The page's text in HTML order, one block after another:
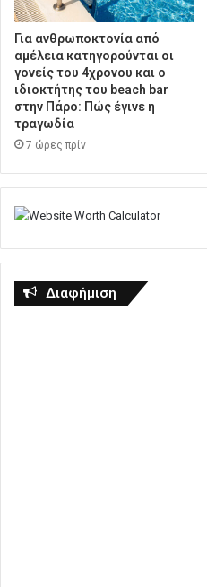
Για ανθρωποκτονία από
αμέλεια κατηγορούνται οι
γονείς του 4χρονου και ο
ιδιοκτήτης του beach bar
στην Πάρο: Πώς έγινε η
τραγωδία
7 ώρες πρίν
Διαφήμιση